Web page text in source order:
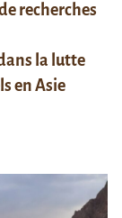
recherches
la lutte
en Asie